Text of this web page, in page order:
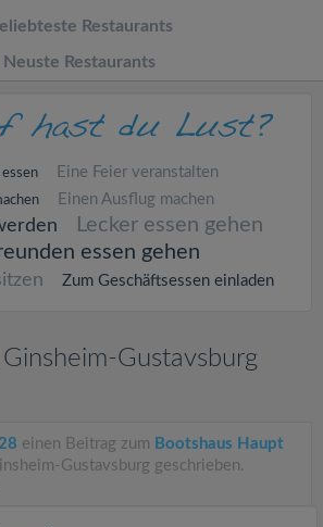
Restaurants
Neuste Restaurants
Eine Feier veranstalten
Einen Ausflug machen
Lecker essen gehen
essen gehen
Zum Geschäftsessen einladen
Gustavsburg
einen Beitrag zum Bootshaus Haupt
Gustavsburg geschrieben.